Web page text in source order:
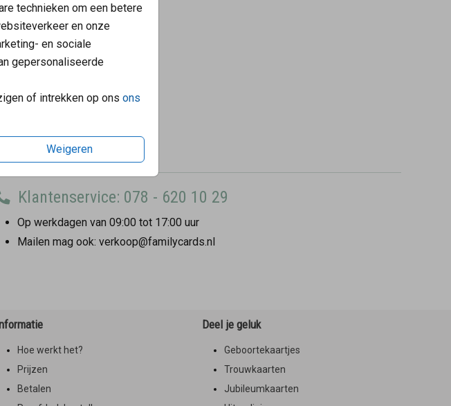
technieken om een betere
en onze
en sociale
gepersonaliseerde
of intrekken op ons ons
Weigeren
Klantenservice: 078 - 620 10 29
Op werkdagen van 09:00 tot 17:00 uur
Mailen mag ook: verkoop@familycards.nl
Hoe werkt het?
Prijzen
Betalen
Deel je geluk
Geboortekaartjes
Trouwkaarten
Jubileumkaarten